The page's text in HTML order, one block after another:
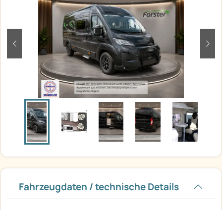
zurück
Fahrzeugdaten / technische Details